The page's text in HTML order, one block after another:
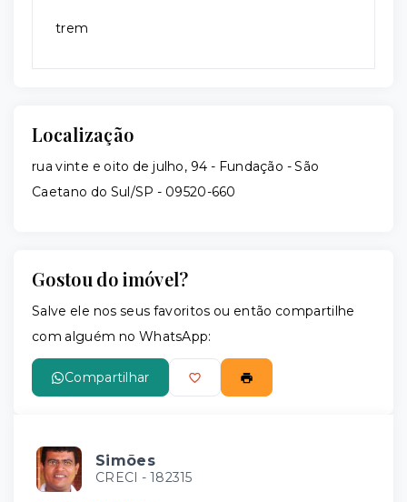
trem
Localização
rua vinte e oito de julho, 94 - Fundação - São
Caetano do Sul/SP - 09520-660
Gostou do imóvel?
Salve ele nos seus favoritos ou então compartilhe
com alguém no WhatsApp:
Compartilhar
Simões
CRECI - 182315